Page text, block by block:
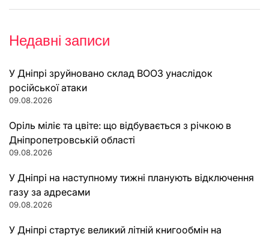
Недавні записи
У Дніпрі зруйновано склад ВООЗ унаслідок
російської атаки
09.08.2026
Оріль міліє та цвіте: що відбувається з річкою в
Дніпропетровській області
09.08.2026
У Дніпрі на наступному тижні планують відключення
газу за адресами
09.08.2026
У Дніпрі стартує великий літній книгообмін на